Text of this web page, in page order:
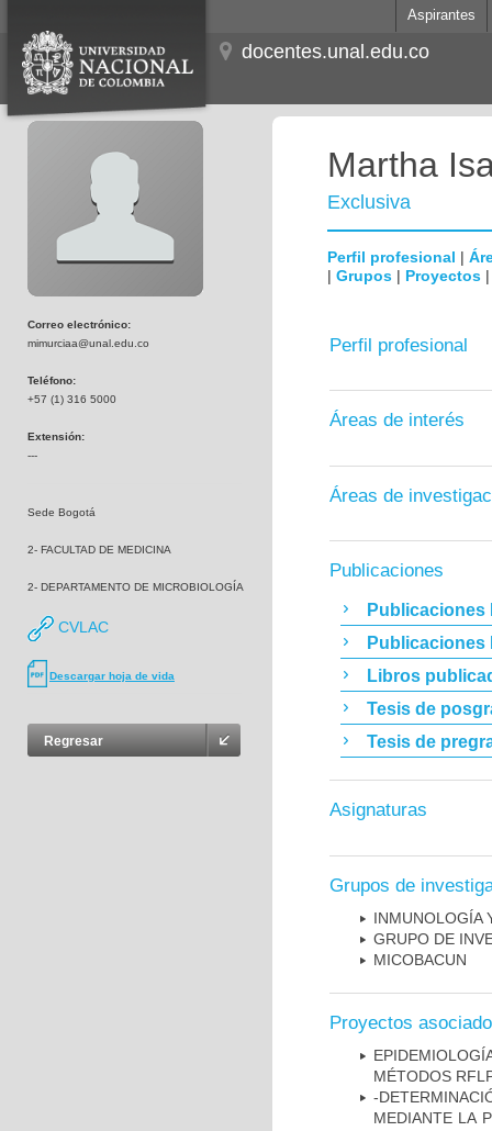
Aspirantes
docentes.unal.edu.co
Correo electrónico:
mimurciaa@unal.edu.co
Teléfono:
+57 (1) 316 5000
Extensión:
---
Sede Bogotá
2- FACULTAD DE MEDICINA
2- DEPARTAMENTO DE MICROBIOLOGÍA
CVLAC
Descargar hoja de vida
Regresar
Martha
Exclusiva
Perfil profesional |
| Grupos | Proyectos
Perfil profesional
Áreas de interés
Áreas de
Publicaciones
Publicaciones
Publicaciones
Libros
Tesis de
Tesis de
Asignaturas
Grupos de
INMUNOLOGÍA
GRUPO DE
MICOBAC­UN
Proyectos
MÉTODOS
-
MEDIANTE LA